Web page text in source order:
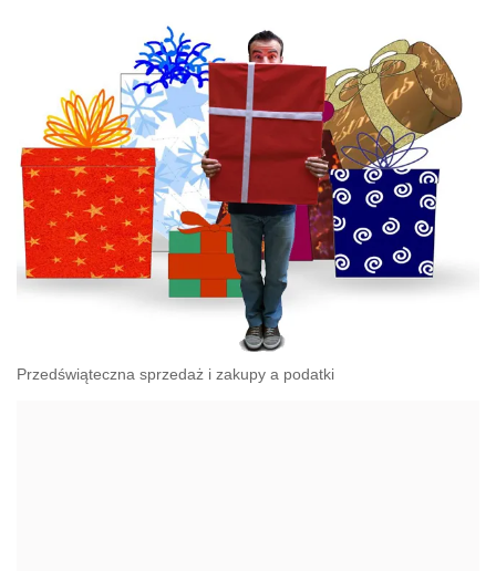
Przedświąteczna sprzedaż i zakupy a podatki